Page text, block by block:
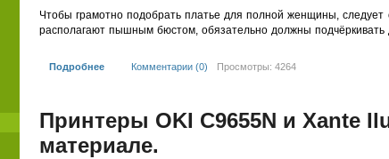
Чтобы грамотно подобрать платье для полной женщины,
располагают пышным бюстом, обязательно должны подчёркивать
Подробнее Комментарии (0) Просмотры: 4264
Принтеры OKI C9655N и Xante
материале.